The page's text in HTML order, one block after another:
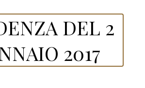
DEL 2
2017